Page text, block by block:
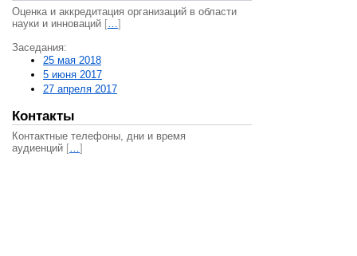
Оценка и аккредитация организаций в области
науки и инноваций […]
Заседания:
25 мая 2018
5 июня 2017
27 апреля 2017
Контакты
Контактные телефоны, дни и время
аудиенций […]